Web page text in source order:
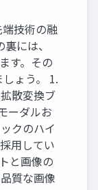
技術の融
には、
す。その
ょう。 1.
散変換ブ
ーダルお
クのハイ
用してい
と画像の
質な画像